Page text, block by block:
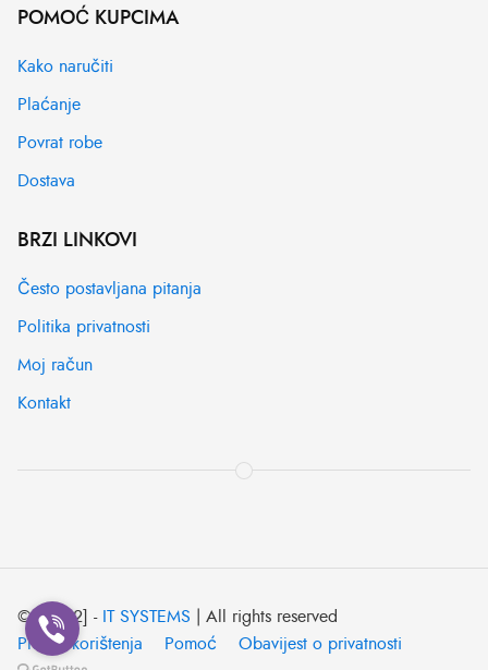
POMOĆ KUPCIMA
Kako naručiti
Plaćanje
Povrat robe
Dostava
BRZI LINKOVI
Često postavljana pitanja
Politika privatnosti
Moj račun
Kontakt
© [2022] - IT SYSTEMS | All rights reserved
Pravila korištenja
Pomoć Obavijest o privatnosti